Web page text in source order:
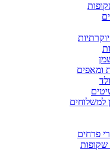
ומאפים
למשלוחים
פרחים